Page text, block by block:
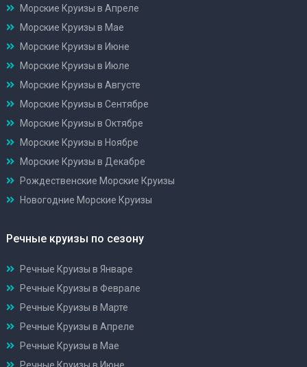
Морские Круизы в Апреле
Морские Круизы в Мае
Морские Круизы в Июне
Морские Круизы в Июле
Морские Круизы в Августе
Морские Круизы в Сентябре
Морские Круизы в Октябре
Морские Круизы в Ноябре
Морские Круизы в Декабре
Рождественские Морские Круизы
Новогодние Морские Круизы
Речные круизы по сезону
Речные Круизы в Январе
Речные Круизы в Феврале
Речные Круизы в Марте
Речные Круизы в Апреле
Речные Круизы в Мае